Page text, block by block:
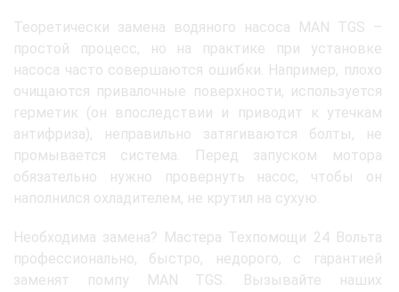
Теоретически замена водяного насоса MAN TGS –
простой процесс, но на практике при установке
насоса часто совершаются ошибки. Например, плохо
очищаются привалочные поверхности, используется
герметик (он впоследствии и приводит к утечкам
антифриза), неправильно затягиваются болты, не
промывается система. Перед запуском мотора
обязательно нужно провернуть насос, чтобы он
наполнился охладителем, не крутил на сухую.
Необходима замена? Мастера Техпомощи 24 Вольта
профессионально, быстро, недорого, с гарантией
заменят помпу MAN TGS. Вызывайте наших